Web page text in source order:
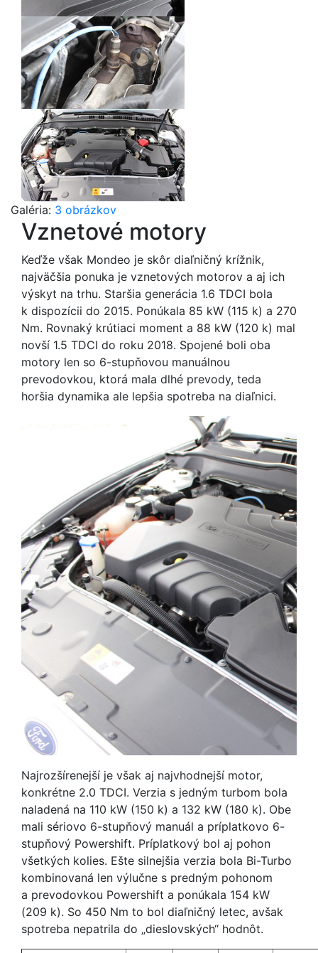
Galéria: 3 obrázkov
Vznetové motory
Keďže však Mondeo je skôr diaľničný krížnik,
najväčšia ponuka je vznetových motorov a aj ich
výskyt na trhu. Staršia generácia 1.6 TDCI bola
k dispozícii do 2015. Ponúkala 85 kW (115 k) a 270
Nm. Rovnaký krútiaci moment a 88 kW (120 k) mal
novší 1.5 TDCI do roku 2018. Spojené boli oba
motory len so 6-stupňovou manuálnou
prevodovkou, ktorá mala dlhé prevody, teda
horšia dynamika ale lepšia spotreba na diaľnici.
Najrozšírenejší je však aj najvhodnejší motor,
konkrétne 2.0 TDCI. Verzia s jedným turbom bola
naladená na 110 kW (150 k) a 132 kW (180 k). Obe
mali sériovo 6-stupňový manuál a príplatkovo 6-
stupňový Powershift. Príplatkový bol aj pohon
všetkých kolies. Ešte silnejšia verzia bola Bi-Turbo
kombinovaná len výlučne s predným pohonom
a prevodovkou Powershift a ponúkala 154 kW
(209 k). So 450 Nm to bol diaľničný letec, avšak
spotreba nepatrila do „dieslovských“ hodnôt.